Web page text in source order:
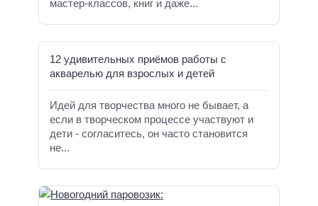
мастер-классов, книг и даже...
12 удивительных приёмов работы с
акварелью для взрослых и детей
Идей для творчества много не бывает, а
если в творческом процессе участвуют и
дети - согласитесь, он часто становится
не...